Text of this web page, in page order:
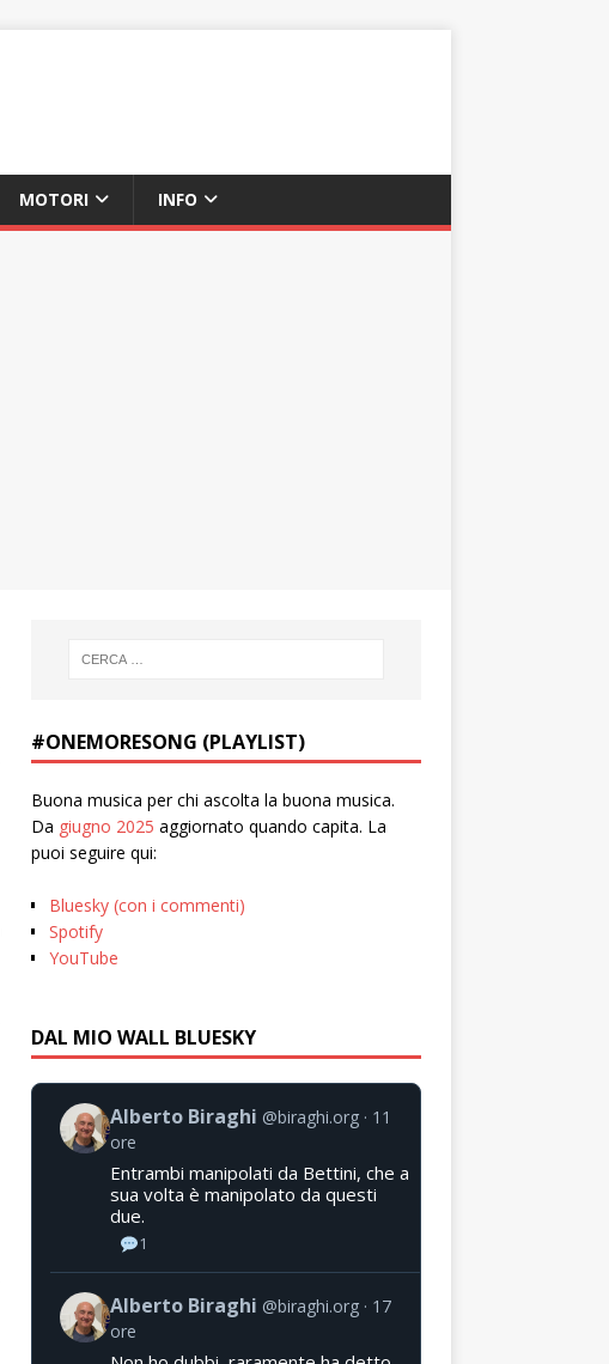
MOTORI INFO
#ONEMORESONG (PLAYLIST)
Buona musica per chi ascolta la buona musica.
Da giugno 2025 aggiornato quando capita. La
puoi seguire qui:
Bluesky (con i commenti)
Spotify
YouTube
DAL MIO WALL BLUESKY
Alberto Biraghi @biraghi.org
11
ore
Entrambi manipolati da Bettini, che a
sua volta è manipolato da questi
due.
1
Alberto Biraghi @biraghi.org
17
ore